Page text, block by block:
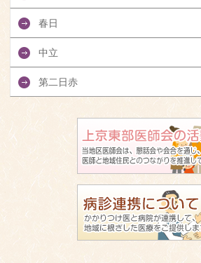
春日
中立
第二日赤